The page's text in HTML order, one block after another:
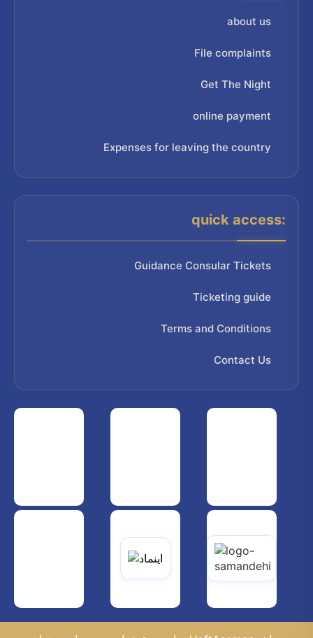
about us
File complaints
Get The Night
online payment
Expenses for leaving the country
quick access:
Guidance Consular Tickets
Ticketing guide
Terms and Conditions
Contact Us